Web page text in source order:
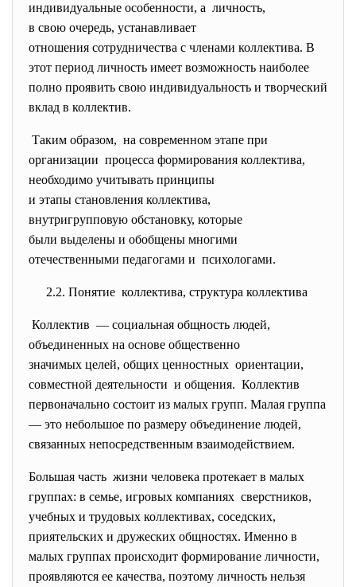
индивидуальные особенности, а личность,
в свою очередь, устанавливает
отношения сотрудничества с членами коллектива. В
этот период личность имеет возможность наиболее
полно проявить свою индивидуальность и творческий
вклад в коллектив.
Таким образом, на современном этапе при
организации процесса формирования коллектива,
необходимо учитывать принципы
и этапы становления коллектива,
внутригрупповую обстановку, которые
были выделены и обобщены многими
отечественными педагогами и психологами.
2.2. Понятие коллектива, структура коллектива
Коллектив — социальная общность людей,
объединенных на основе общественно
значимых целей, общих ценностных ориентации,
совместной деятельности и общения. Коллектив
первоначально состоит из малых групп. Малая группа
— это небольшое по размеру объединение людей,
связанных непосредственным взаимодействием.
Большая часть жизни человека протекает в малых
группах: в семье, игровых компаниях сверстников,
учебных и трудовых коллективах, соседских,
приятельских и дружеских общностях. Именно в
малых группах происходит формирование личности,
проявляются ее качества, поэтому личность нельзя